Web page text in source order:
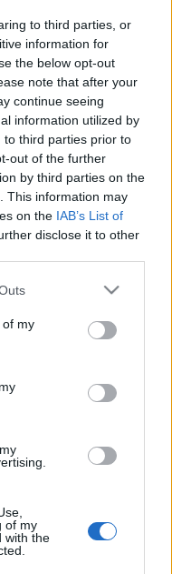
to third parties, or
information for
the below opt-out
note that after your
continue seeing
information utilized by
to third parties prior to
out of the further
by third parties on the
This information may
on the IAB’s List of
disclose it to other
one or more Google
You may click to
its third-party tags to
in below Google
of my
of my
with the
osztja
akár